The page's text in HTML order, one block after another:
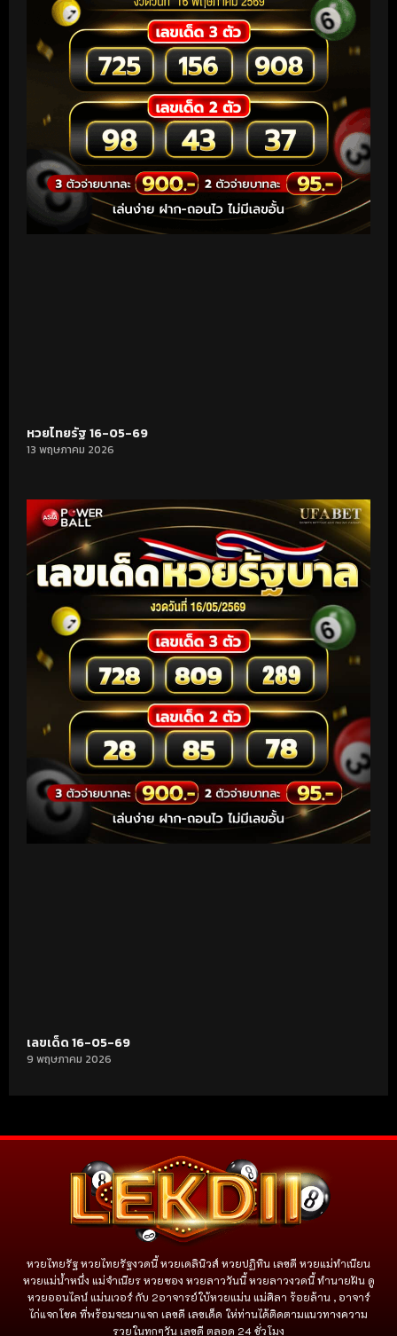
หวยไทยรัฐ 16-05-69
13 พฤษภาคม 2026
เลขเด็ด 16-05-69
9 พฤษภาคม 2026
หวยไทยรัฐ หวยไทยรัฐงวดนี้ หวยเดลินิวส์ หวยปฏิทิน เลขดี หวยแม่ทำเนียน
หวยแม่น้ำหนึ่ง แม่จําเนียร หวยซอง หวยลาววันนี้ หวยลาวงวดนี้ ทำนายฝัน ดู
หวยออนไลน์ แม่นเวอร์ กับ 2อาจารย์ใบ้หวยแม่น แม่ศิลา ร้อยล้าน , อาจาร์
ไก่แจกโชค ที่พร้อมจะมาแจก เลขดี เลขเด็ด ให่ท่านได้ติดตามแนวทางความ
รวยในทุกๆวัน เลขดี ตลอด 24 ชั่วโมง